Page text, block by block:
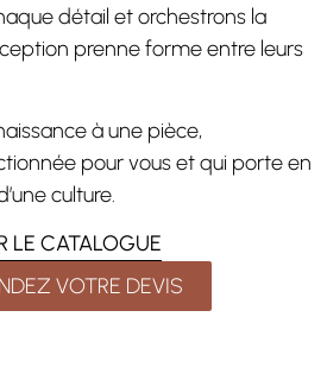
détail et orchestrons la
prenne forme entre leurs
à une pièce,
pour vous et qui porte en
culture.
LE CATALOGUE
VOTRE DEVIS